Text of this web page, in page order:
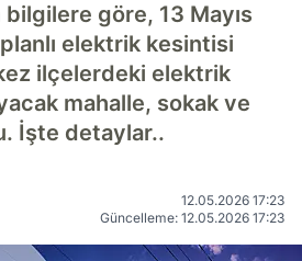
bilgilere göre, 13 Mayıs
elektrik kesintisi
ilçelerdeki elektrik
mahalle, sokak ve
İşte detaylar..
12.05.2026 17:23
Güncelleme: 12.05.2026 17:23